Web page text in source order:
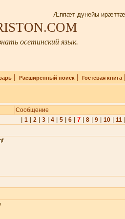
Æппæт дунейы ирæттæ
осетинский язык.
| Расширенный поиск| Гостевая книга|
Сообщение
1| 2| 3| 4| 5| 6| 7| 8| 9| 10| 11|